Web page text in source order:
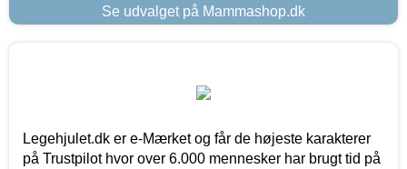
Se udvalget på Mammashop.dk
Legehjulet.dk er e-Mærket og får de højeste karakterer
på Trustpilot hvor over 6.000 mennesker har brugt tid på